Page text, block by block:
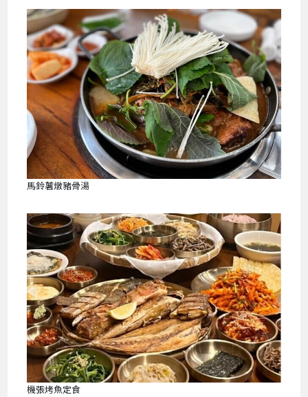
馬鈴薯燉豬骨湯
機張烤魚定食